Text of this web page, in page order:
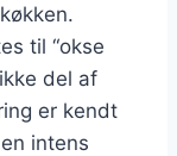
til “okse
del af
er kendt
intens